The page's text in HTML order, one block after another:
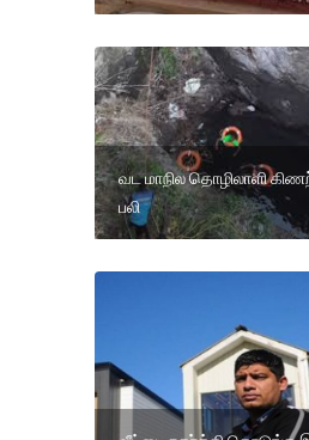
வட மாநில தொழிலாளி
பலி